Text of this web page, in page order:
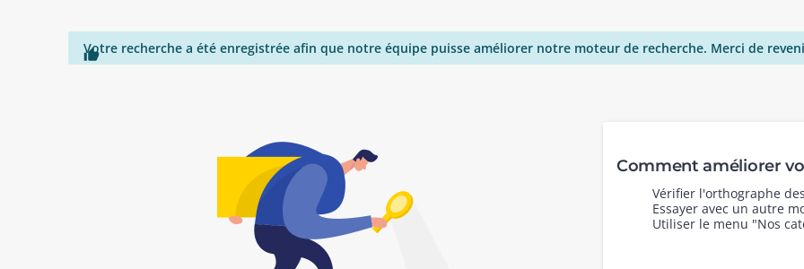

Votre recherche a été enregistrée afin que notre équipe puisse améliorer notre moteur de recherche. Merci de
Comment améliorer
Vérifier l'orthographe
Essayer avec un autre
Utiliser le menu "Nos